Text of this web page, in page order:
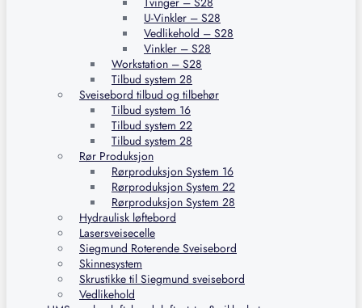
U-Vinkler – S28
Vedlikehold – S28
Vinkler – S28
Workstation – S28
Tilbud system 28
Sveisebord tilbud og tilbehør
Tilbud system 16
Tilbud system 22
Tilbud system 28
Rør Produksjon
Rørproduksjon System 16
Rørproduksjon System 22
Rørproduksjon System 28
Hydraulisk løftebord
Lasersveisecelle
Siegmund Roterende Sveisebord
Skinnesystem
Skrustikke til Siegmund sveisebord
Vedlikehold